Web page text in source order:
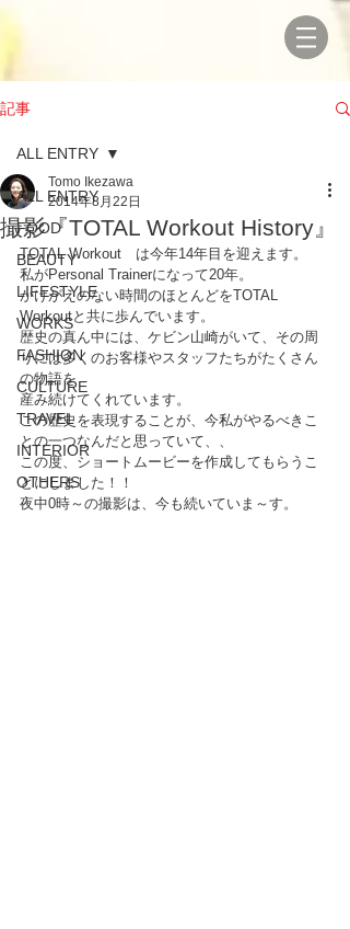
記事
ALL ENTRY
FOOD
BEAUTY
LIFESTYLE
WORKS
FASHION
CULTURE
TRAVEL
INTERIOR
OTHERS
ALL ENTRY
撮影『TOTAL Workout History』
Tomo Ikezawa
2014年8月22日
TOTAL Workout　は今年14年目を迎えます。
私がPersonal Trainerになって20年。
かけがえのない時間のほとんどをTOTAL
Workoutと共に歩んでいます。
歴史の真ん中には、ケビン山崎がいて、その周
りには多くのお客様やスタッフたちがたくさん
の物語を
産み続けてくれています。
この歴史を表現することが、今私がやるべきこ
との一つなんだと思っていて、、
この度、ショートムービーを作成してもらうこ
とにしました！！
夜中0時～の撮影は、今も続いていま～す。